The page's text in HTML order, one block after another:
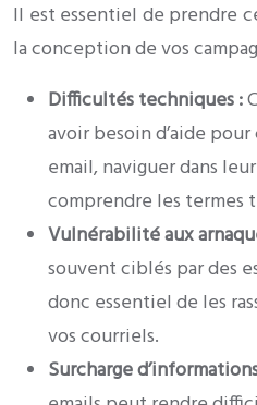
Il est essentiel de prendre
la conception de vos
Difficultés techniques :
avoir besoin d’aide
email, naviguer dans
comprendre les termes
Vulnérabilité aux
souvent ciblés par des
donc essentiel de les
vos courriels.
Surcharge